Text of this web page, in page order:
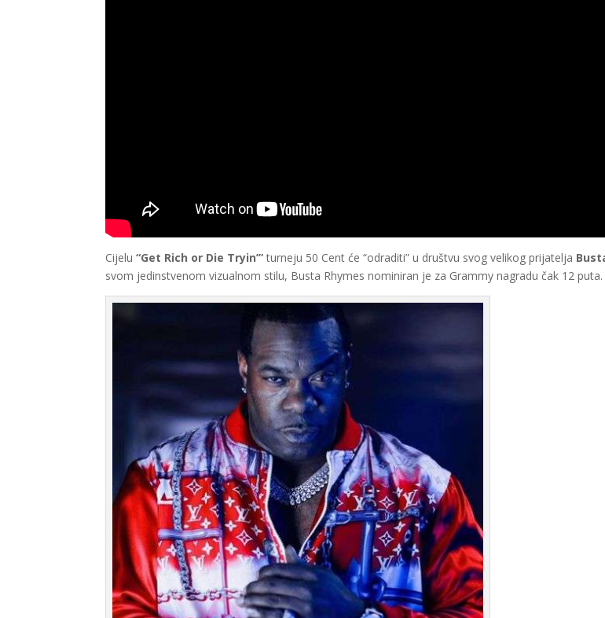
Cijelu“Get Rich or Die Tryin’”turneju 50 Cent će “odraditi” u društvu svog velikog prijatelja
svom jedinstvenom vizualnom stilu, Busta Rhymes nominiran je za Grammy nagradu čak 12 puta.